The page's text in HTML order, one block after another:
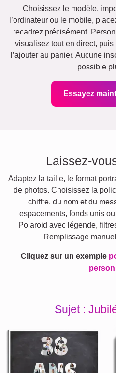
Choisissez le modèle,
l’ordinateur ou le mobile,
recadrez précisément.
visualisez tout en direct,
l’ajouter au panier. Aucune
possible
Essayez
Laissez-
Adaptez la taille, le format
de photos. Choisissez la
chiffre, du nom et du
espacements, fonds unis
Polaroid avec légende,
Remplissage
Cliquez sur un exemple
Sujet :